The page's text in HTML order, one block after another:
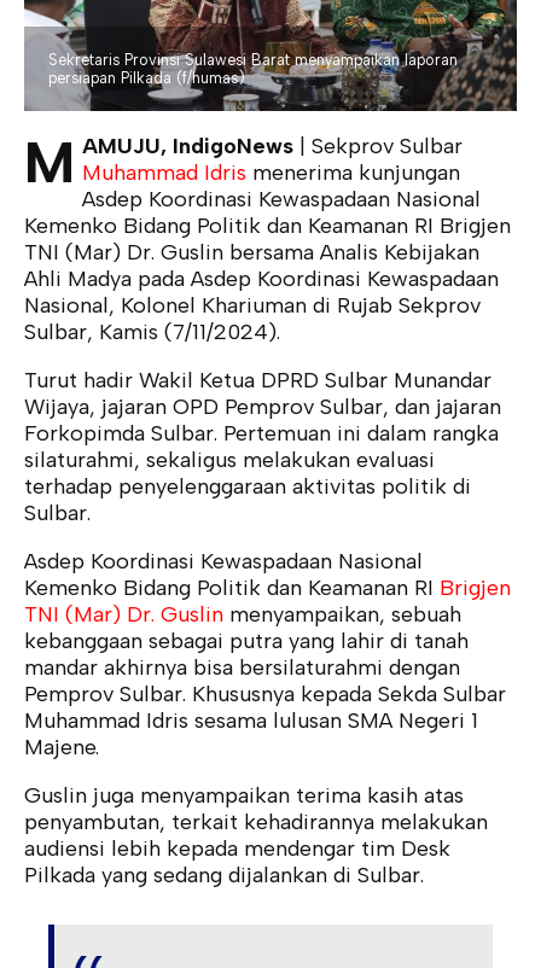
Sekretaris Provinsi Sulawesi Barat menyampaikan laporan
persiapan Pilkada (f/humas)
M AMUJU, IndigoNews | Sekprov Sulbar
Muhammad Idris menerima kunjungan
Asdep Koordinasi Kewaspadaan Nasional
Kemenko Bidang Politik dan Keamanan RI Brigjen
TNI (Mar) Dr. Guslin bersama Analis Kebijakan
Ahli Madya pada Asdep Koordinasi Kewaspadaan
Nasional, Kolonel Khariuman di Rujab Sekprov
Sulbar, Kamis (7/11/2024).
Turut hadir Wakil Ketua DPRD Sulbar Munandar
Wijaya, jajaran OPD Pemprov Sulbar, dan jajaran
Forkopimda Sulbar. Pertemuan ini dalam rangka
silaturahmi, sekaligus melakukan evaluasi
terhadap penyelenggaraan aktivitas politik di
Sulbar.
Asdep Koordinasi Kewaspadaan Nasional
Kemenko Bidang Politik dan Keamanan RI Brigjen
TNI (Mar) Dr. Guslin menyampaikan, sebuah
kebanggaan sebagai putra yang lahir di tanah
mandar akhirnya bisa bersilaturahmi dengan
Pemprov Sulbar. Khususnya kepada Sekda Sulbar
Muhammad Idris sesama lulusan SMA Negeri 1
Majene.
Guslin juga menyampaikan terima kasih atas
penyambutan, terkait kehadirannya melakukan
audiensi lebih kepada mendengar tim Desk
Pilkada yang sedang dijalankan di Sulbar.